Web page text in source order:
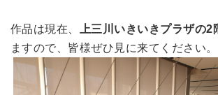
作品は現在、 上三川いきいきプラザの2
ますので、皆様ぜひ見に来てください。